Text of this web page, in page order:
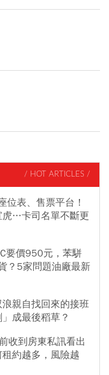
/ HOT ARTICLES /
位表、售票平台！
虎…卡司名單不斷更
要價950元，苯駢
？5家問題油廠最新
親自找回來的接班
成最後稻草？
收到房東私訊看出
租約越多，風險越